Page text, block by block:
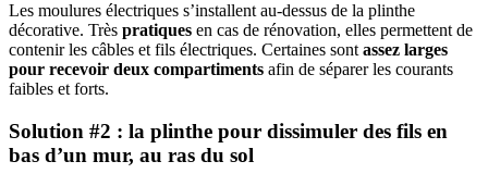
Les moulures électriques s’installent au-dessus de la plinthe
décorative. Très pratiques en cas de rénovation, elles permettent de
contenir les câbles et fils électriques. Certaines sont assez larges
pour recevoir deux compartiments afin de séparer les courants
faibles et forts.
Solution #2 : la plinthe pour dissimuler des fils en
bas d’un mur, au ras du sol